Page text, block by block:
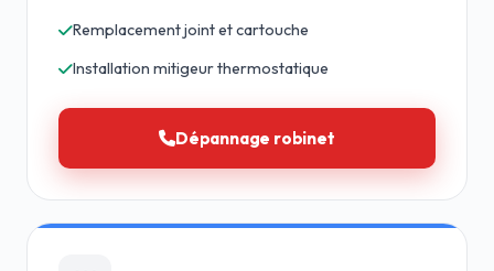
Remplacement joint et cartouche
Installation mitigeur thermostatique
Dépannage robinet